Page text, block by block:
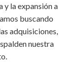
y la expansión a
buscando
adquisiciones,
nuestra